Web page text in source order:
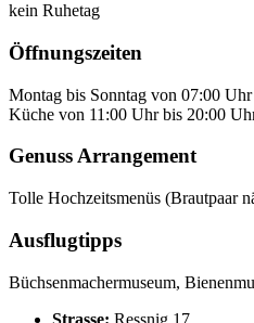
kein Ruhetag
Öffnungszeiten
Montag bis Sonntag von 07:00
Küche von 11:00 Uhr bis 20:00
Genuss Arrangement
Tolle Hochzeitsmenüs (Brautpaar
Ausflugtipps
Büchsenmachermuseum,
Strasse: Ressnig 17